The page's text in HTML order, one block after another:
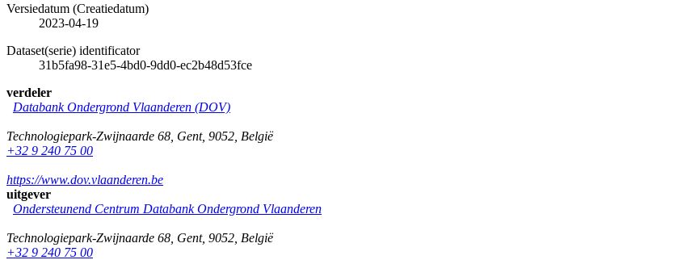
Versiedatum (Creatiedatum)
2023-04-19
Dataset(serie) identificator
31b5fa98-31e5-4bd0-9dd0-ec2b48d53fce
verdeler
Databank Ondergrond Vlaanderen (DOV)
Technologiepark-Zwijnaarde 68 Gent, 9052 België
+32 9 240 75 00
https://www.dov.vlaanderen.be
uitgever
Ondersteunend Centrum Databank Ondergrond Vlaanderen
Technologiepark-Zwijnaarde 68 Gent, 9052 België
+32 9 240 75 00